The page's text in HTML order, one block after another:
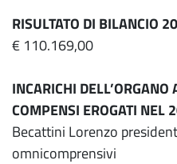
RISULTATO DI BILANCIO
€ 110.169,00
INCARICHI
COMPENSI EROGATI NEL
Becattini Lorenzo
omnicomprensivi